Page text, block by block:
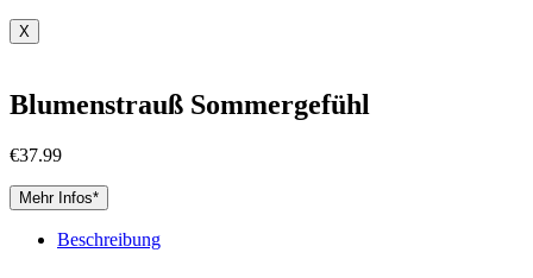
X
Blumenstrauß Sommergefühl
€37.99
Mehr Infos*
Beschreibung